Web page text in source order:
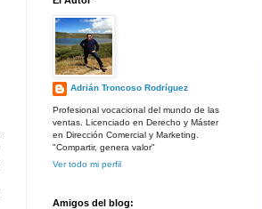
Adrián Troncoso Rodríguez
Profesional vocacional del mundo de las
ventas. Licenciado en Derecho y Máster
en Dirección Comercial y Marketing.
"Compartir, genera valor"
Ver todo mi perfil
Amigos del blog: